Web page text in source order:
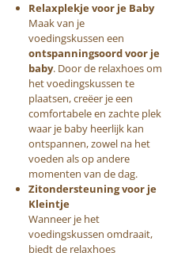
Relaxplekje voor je Baby
Maak van je
voedingskussen een
ontspanningsoord voor je
baby. Door de relaxhoes om
het voedingskussen te
plaatsen, creëer je een
comfortabele en zachte plek
waar je baby heerlijk kan
ontspannen, zowel na het
voeden als op andere
momenten van de dag.
Zitondersteuning voor je
Kleintje
Wanneer je het
voedingskussen omdraait,
biedt de relaxhoes